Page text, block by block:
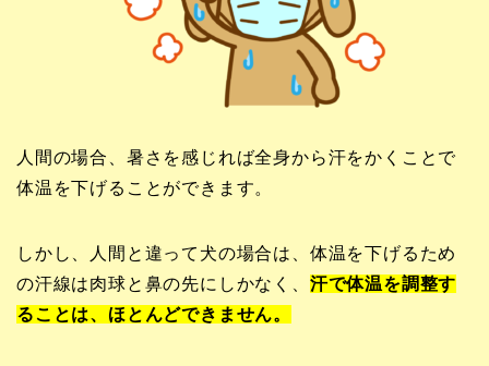
人間の場合、暑さを感じれば全身から汗をかくことで
体温を下げることができます。
しかし、人間と違って犬の場合は、体温を下げるため
の汗線は肉球と鼻の先にしかなく、 汗で体温を調整す
ることは、ほとんどできません。